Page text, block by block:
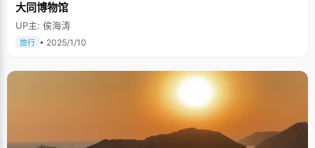
大同博物馆
UP主: 侯海涛
旅行 • 2025/1/10